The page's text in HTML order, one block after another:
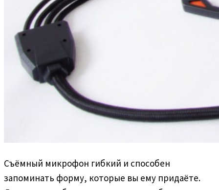
Съёмный микрофон гибкий и способен
запоминать форму, которые вы ему придаёте.